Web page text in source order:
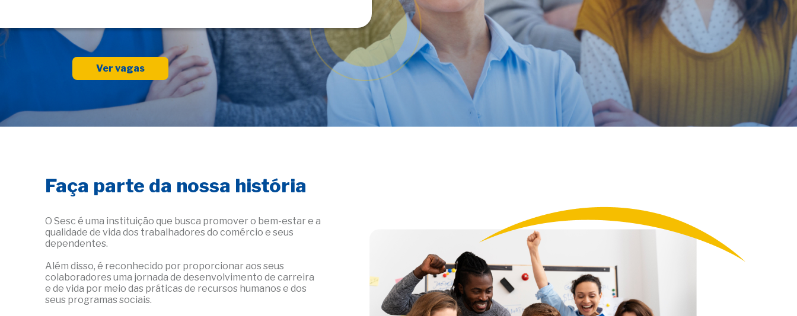
Ver vagas
Faça parte da nossa história
O Sesc é uma instituição que busca promover o bem-estar e a
qualidade de vida dos trabalhadores do comércio e seus
dependentes.
Além disso, é reconhecido por proporcionar aos seus
colaboradores uma jornada de desenvolvimento de carreira
e de vida por meio das práticas de recursos humanos e dos
seus programas sociais.